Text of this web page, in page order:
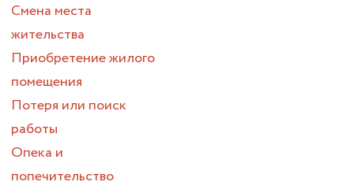
Смена места
жительства
Приобретение жилого
помещения
Потеря или поиск
работы
Опека и
попечительство